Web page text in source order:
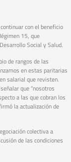
con el beneficio
15, que
Social y Salud.
de rangos de las
en estas paritarias
salarial que revisten.
que “nosotros
a las que cobran los
la actualización de
colectiva a
de las condiciones